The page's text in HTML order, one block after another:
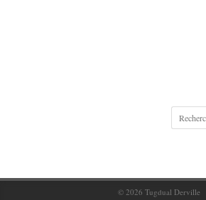
Recherche
© 2026 Tugdual Derville